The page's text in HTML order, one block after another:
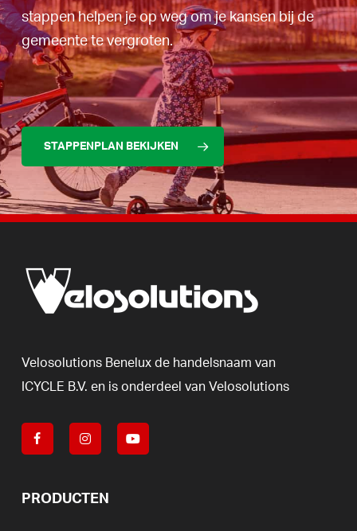
stappen helpen je op weg om je kansen bij de
gemeente te vergroten.
STAPPENPLAN BEKIJKEN
Velosolutions Benelux de handelsnaam van
ICYCLE B.V. en is onderdeel van Velosolutions
PRODUCTEN